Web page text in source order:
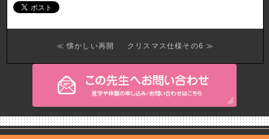
≪ 懐かしい再開 クリスマス仕様その6 ≫